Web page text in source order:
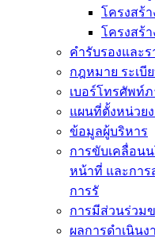
โครงสร้
โครงสร้
คำรับรองและ
กฎหมาย ระเบี
เบอร์โทรศัพท์
แผนที่ตั้งหน่วย
ข้อมูลผู้บริหาร
การขับเคลื่อนน
หน้าที่ และการ
การรั
การมีส่วนร่วม
ผลการดำเนินง